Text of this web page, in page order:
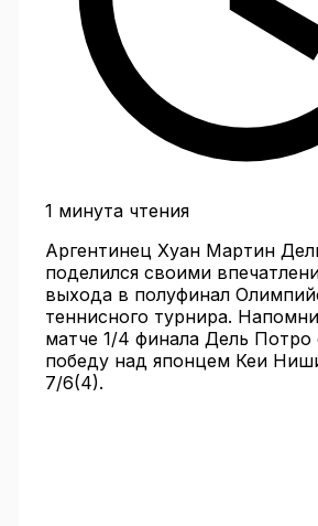
1 минута чтения
Аргентинец Хуан Мартин
поделился своими
выхода в полуфинал
теннисного турнира.
матче 1/4 финала Дель
победу над японцем Кеи
7/6(4).